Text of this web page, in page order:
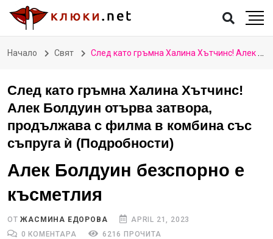
Начало Свят След като гръмна Халина Хътчинс! Алек Болдуин отърва затвора, продължава с филма в комбина със съпруга ѝ (Подробности)
След като гръмна Халина Хътчинс!
Алек Болдуин отърва затвора,
продължава с филма в комбина със
съпруга ѝ (Подробности)
Алек Болдуин безспорно е
късметлия
ОТЖАСМИНА ЕДОРОВА
APRIL 21, 2023
0 КОМЕНТАРА
6216 ПРОЧИТА